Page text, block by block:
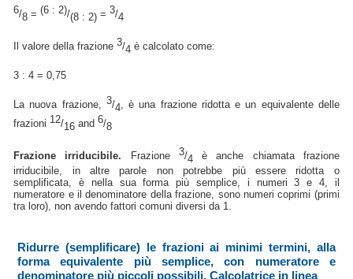
6/8 =(6 : 2)/(8 : 2) =3/4
Il valore della frazione3/4 è calcolato come:
3 : 4 = 0,75
La nuova frazione, 3/4, è una frazione ridotta e un equivalente delle
frazioni 12/16 and6/8
Frazione irriducibile. Frazione 3/4 è anche chiamata frazione
irriducibile, in altre parole non potrebbe più essere ridotta o
semplificata, è nella sua forma più semplice, i numeri 3 e 4, il
numeratore e il denominatore della frazione, sono numeri coprimi (primi
tra loro), non avendo fattori comuni diversi da 1.
Ridurre (semplificare) le frazioni ai minimi termini, alla
forma equivalente più semplice, con numeratore e
denominatore più piccoli possibili. Calcolatrice in linea